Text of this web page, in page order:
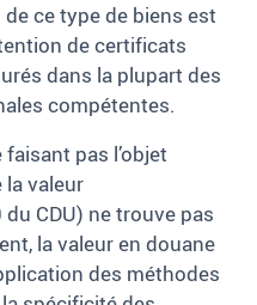
ce type de biens est
de certificats
dans la plupart des
compétentes.
pas l’objet
la valeur
du CDU) ne trouve pas
la valeur en douane
des méthodes